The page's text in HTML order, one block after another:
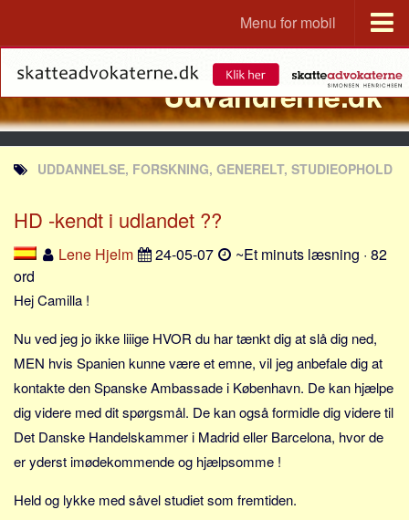
Menu for mobil
Portal
Udvandrerne.dk
Utvandrerne.no
Utvandrarna.se
Tyskland.dk
England.dk
JLKM.dk
Lande
Tyrkiet
Spanien
Frankrig
Sverige
Norge
Thailand
Italien
Udvandrerne.dk
UDDANNELSE, FORSKNING, GENERELT, STUDIEOPHOLD
HD -kendt i udlandet ??
Lene Hjelm 24-05-07
~Et minuts læsning · 82
ord
Hej Camilla !
Nu ved jeg jo ikke liiige HVOR du har tænkt dig at slå dig ned,
MEN hvis Spanien kunne være et emne, vil jeg anbefale dig at
kontakte den Spanske Ambassade i København. De kan hjælpe
dig videre med dit spørgsmål. De kan også formidle dig videre til
Det Danske Handelskammer i Madrid eller Barcelona, hvor de
er yderst imødekommende og hjælpsomme !
Held og lykke med såvel studiet som fremtiden.